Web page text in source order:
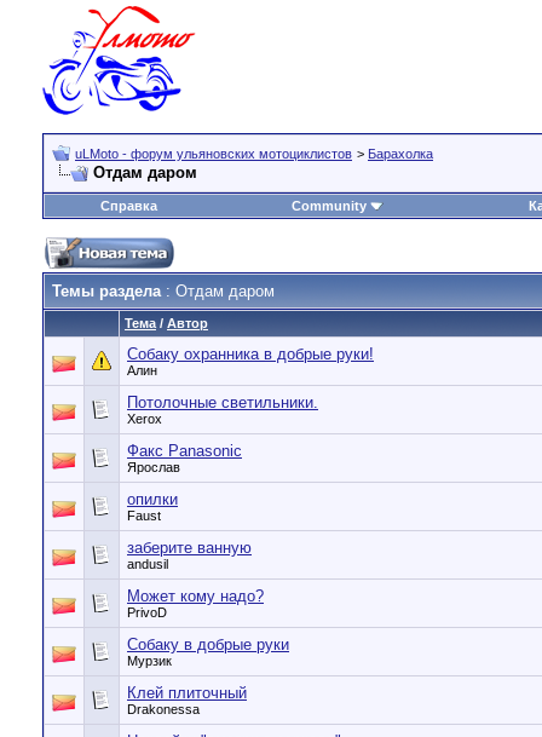
uLMoto - форум ульяновских мотоциклистов > Барахолка
Отдам даром
Справка Community
Темы раздела: Отдам даром
Тема / Автор
Собаку охранника в добрые руки!
Алин
Потолочные светильники.
Xerox
Факс Panasonic
Ярослав
опилки
Faust
заберите ванную
andusil
Может кому надо?
PrivoD
Собаку в добрые руки
Мурзик
Клей плиточный
Drakonessa